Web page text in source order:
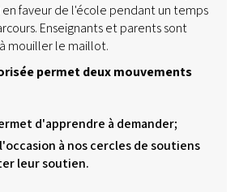
en faveur de l'école pendant un temps
Enseignants et parents sont
mouiller le maillot.
permet deux mouvements
d'apprendre à demander;
à nos cercles de soutiens
leur soutien.